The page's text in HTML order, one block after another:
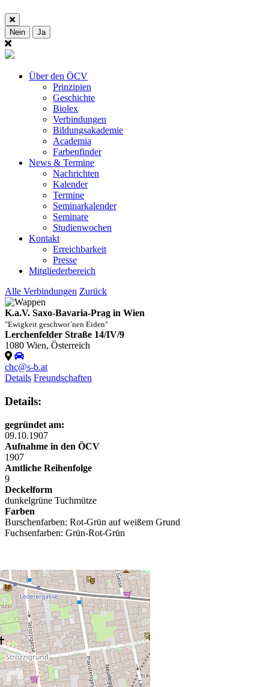
Nein Ja
Über den ÖCV
Prinzipien
Geschichte
Biolex
Verbindungen
Bildungsakademie
Academia
Farbenfinder
News & Termine
Nachrichten
Kalender
Termine
Seminarkalender
Seminare
Studienwochen
Kontakt
Erreichbarkeit
Presse
Mitgliederbereich
Alle Verbindungen Zurück
K.a.V. Saxo-Bavaria-Prag in Wien
"Ewigkeit geschwor´nen Eiden"
Lerchenfelder Straße 14/IV/9
1080 Wien, Österreich
chc@s-b.at
Details Freundschaften
Details:
gegründet am:
09.10.1907
Aufnahme in den ÖCV
1907
Amtliche Reihenfolge
9
Deckelform
dunkelgrüne Tuchmütze
Farben
Burschenfarben: Rot-Grün auf weißem Grund
Fuchsenfarben: Grün-Rot-Grün